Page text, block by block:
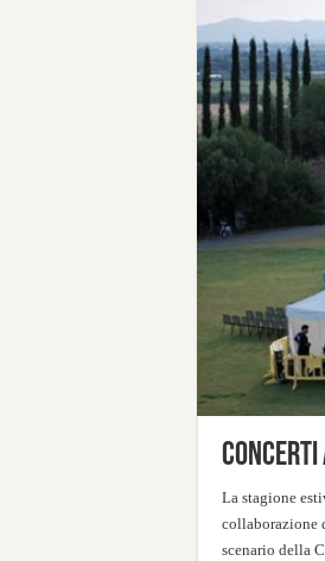
Concerti
La stagione
collaborazione
scenario della